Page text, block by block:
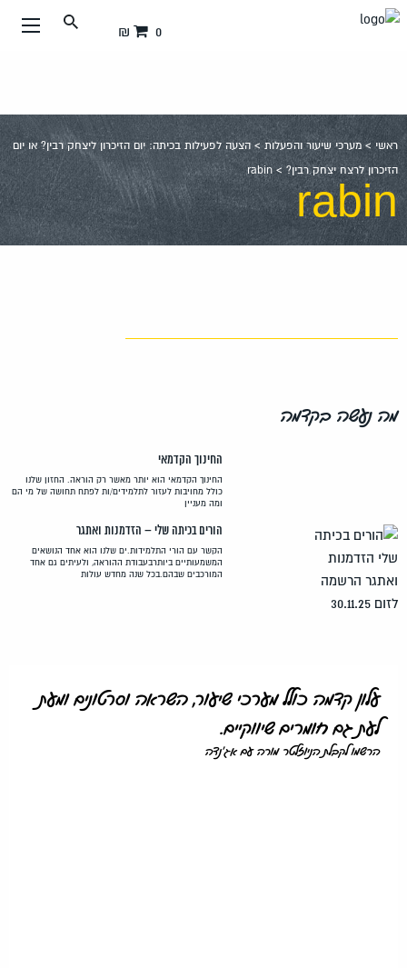
עבור
0 ₪
ראשי >מערכי שיעור והפעלות >הצעה לפעילות בכיתה: יום הזיכרון ליצחק רבין? או יום
הזיכרון לרצח יצחק רבין? >
rabin
rabin
מה נעשה בקדמה
החינוך הקדמאי
החינוך הקדמאי הוא יותר מאשר רק הוראה. החזון שלנו
כולל מחויבות לעזור לתלמידים/ות לפתח תחושה של מי הם
ומה מעניין
הורים בכיתה שלי – הזדמנות ואתגר
הקשר עם הורי התלמידות.ים שלנו הוא אחד הנושאים
המשמעותיים ביותרבעבודת ההוראה, ולעיתים גם אחד
המורכבים שבהם.בכל שנה מחדש עולות
עלון קדמה כולל מערכי שיעור, השראה וסרטונים ומעת
לעת גם חומרים שיווקיים.
הרשמו לקבלת הניוזלטר מורה עם אג'נדה